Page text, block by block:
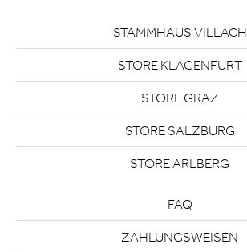
STAMMHAUS VILLACH
STORE KLAGENFURT
STORE GRAZ
STORE SALZBURG
STORE ARLBERG
FAQ
ZAHLUNGSWEISEN